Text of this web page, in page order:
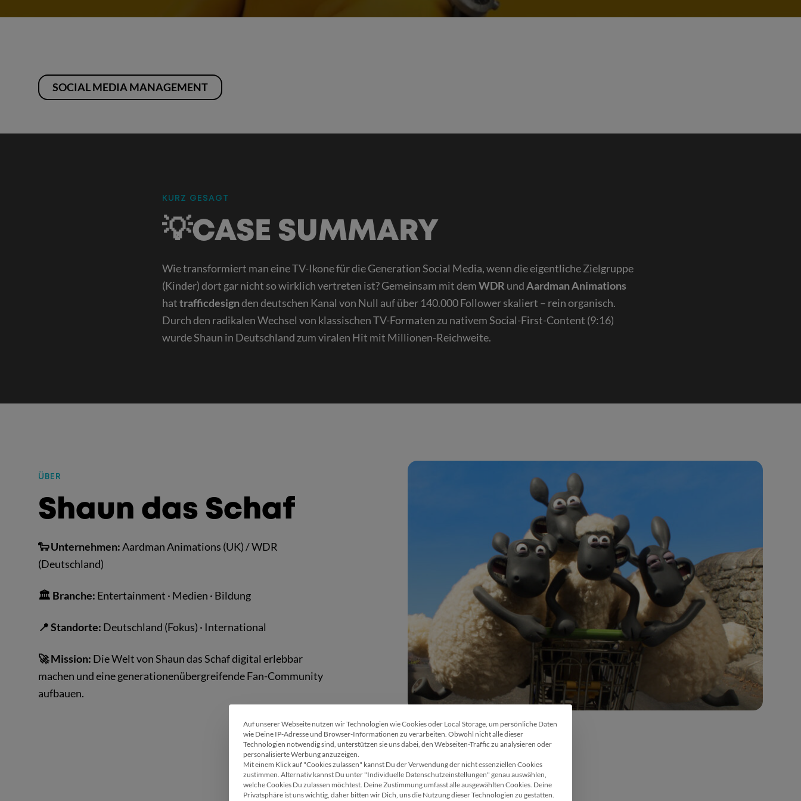
SOCIAL MEDIA MANAGEMENT
KURZ GESAGT
:
💡CASE SUMMARY
Wie transformiert man eine TV-Ikone für die Generation Social Media, wenn die eigentliche Zielgruppe
(Kinder) dort gar nicht so wirklich vertreten ist? Gemeinsam mit demWDR undAardman Animations
hattrafficdesignden deutschen Kanal von Null auf über 140.000 Follower skaliert – rein organisch.
Durch den radikalen Wechsel von klassischen TV-Formaten zu nativem Social-First-Content (9:16)
wurde Shaun in Deutschland zum viralen Hit mit Millionen-Reichweite.
ÜBER
:
Shaun das Schaf
🐑 Unternehmen:Aardman Animations (UK) / WDR
(Deutschland)
🏛 Branche: Entertainment · Medien · Bildung
📍 Standorte: Deutschland (Fokus) · International
🚀 Mission: Die Welt von Shaun das Schaf digital erlebbar
machen und eine generationenübergreifende Fan-Community
aufbauen.
STATUS QUO
Wir verwenden Cookies 🍪
Auf unserer Webseite nutzen wir Technologien wie Cookies oder Local Storage, um persönliche Daten
wie Deine IP-Adresse und Browser-Informationen zu verarbeiten. Obwohl nicht alle dieser
Technologien notwendig sind, unterstützen sie uns dabei, den Webseiten-Traffic zu analysieren oder
personalisierte Werbung anzuzeigen.
Mit einem Klick auf "Cookies zulassen" kannst Du der Verwendung der nicht essenziellen Cookies
zustimmen. Alternativ kannst Du unter "Individuelle Datenschutzeinstellungen" genau auswählen,
welche Cookies Du zulassen möchtest. Deine Zustimmung umfasst alle ausgewählten Cookies. Deine
Privatsphäre ist uns wichtig, daher bitten wir Dich, uns die Nutzung dieser Technologien zu gestatten.